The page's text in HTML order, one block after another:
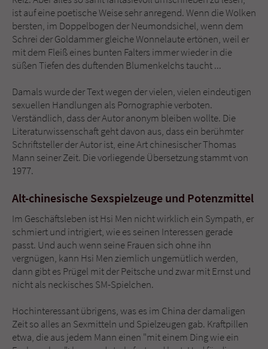
ist auf eine poetische Weise sehr anregend. Wenn die Wolken
bersten, im Doppelbogen der Neumondsichel, wenn dem
Schrei der Goldammer gleiche Wonnelaute ertönen, weil er
mit dem Fleiß eines bunten Falters immer wieder in die
süßen Tiefen des duftenden Blumenkelchs taucht ...
Damals wurde der Text wegen der vielen, vielen eindeutigen
sexuellen Handlungen als Pornographie verboten.
Verständlich, dass der Autor anonym bleiben wollte. Die
Literaturwissenschaft geht davon aus, dass ein berühmter
Schriftsteller der Autor ist, eine Art chinesischer Thomas
Mann seiner Zeit. Die vorliegende Übersetzung stammt von
1977.
Alt-chinesische Sexspielzeuge und Potenzmittel
Im Geschäftsleben ist Hsi Men nicht wirklich ein Sympath, er
schmiert und intrigiert, wie es seinen Interessen gerade
passt. Und auch wenn seine Frauen sich ohne ihn
vergnügen, kann Hsi Men ziemlich ungemütlich werden,
dann gibt es Prügel mit der Peitsche und zwar mit Ernst und
nicht als neckisches SM-Spielchen.
Hochinteressant übrigens, was es im China der damaligen
Zeit so alles an Sexmitteln und Spielzeugen gab. Kraftpillen
etwa, die aus jedem Mann einen "mit einem Ding wie ein